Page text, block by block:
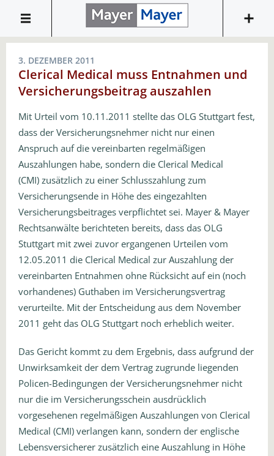
3. DEZEMBER 2011
Clerical Medical muss Entnahmen und
Versicherungsbeitrag auszahlen
Mit Urteil vom 10.11.2011 stellte das OLG Stuttgart fest,
dass der Versicherungsnehmer nicht nur einen
Anspruch auf die vereinbarten regelmäßigen
Auszahlungen habe, sondern die Clerical Medical
(CMI) zusätzlich zu einer Schlusszahlung zum
Versicherungsende in Höhe des eingezahlten
Versicherungsbeitrages verpflichtet sei. Mayer & Mayer
Rechtsanwälte berichteten bereits, dass das OLG
Stuttgart mit zwei zuvor ergangenen Urteilen vom
12.05.2011 die Clerical Medical zur Auszahlung der
vereinbarten Entnahmen ohne Rücksicht auf ein (noch
vorhandenes) Guthaben im Versicherungsvertrag
verurteilte. Mit der Entscheidung aus dem November
2011 geht das OLG Stuttgart noch erheblich weiter.
Das Gericht kommt zu dem Ergebnis, dass aufgrund der
Unwirksamkeit der dem Vertrag zugrunde liegenden
Policen-Bedingungen der Versicherungsnehmer nicht
nur die im Versicherungsschein ausdrücklich
vorgesehenen regelmäßigen Auszahlungen von Clerical
Medical (CMI) verlangen kann, sondern der englische
Lebensversicherer zusätzlich eine Auszahlung in Höhe